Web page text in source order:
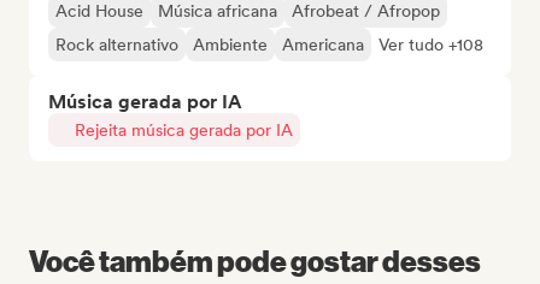
Acid House Música africana
Afrobeat / Afropop
Rock alternativo
Ambiente Americana Ver tudo +108
Música gerada por IA
Rejeita música gerada por IA
Você também pode gostar desses